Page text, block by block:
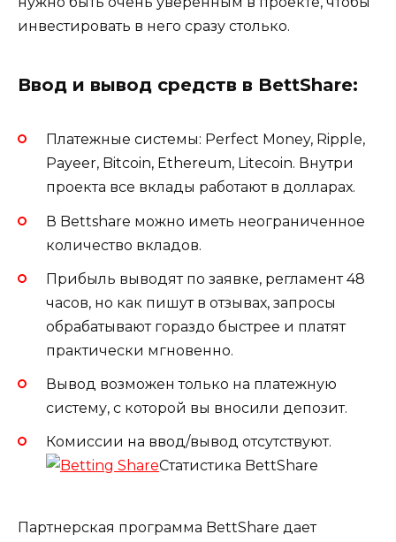
инвестировать в него сразу столько.
Ввод и вывод средств в BettShare:
Платежные системы: Perfect Money, Ripple,
Payeer, Bitcoin, Ethereum, Litecoin. Внутри
проекта все вклады работают в долларах.
В Bettshare можно иметь неограниченное
количество вкладов.
Прибыль выводят по заявке, регламент 48
часов, но как пишут в отзывах, запросы
обрабатывают гораздо быстрее и платят
практически мгновенно.
Вывод возможен только на платежную
систему, с которой вы вносили депозит.
Комиссии на ввод/вывод отсутствуют.
Статистика BettShare
Партнерская программа BettShare дает